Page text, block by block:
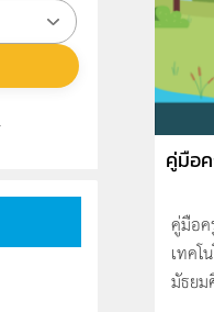
คู่มือค
คู่มือค
เทคโ
มัธย